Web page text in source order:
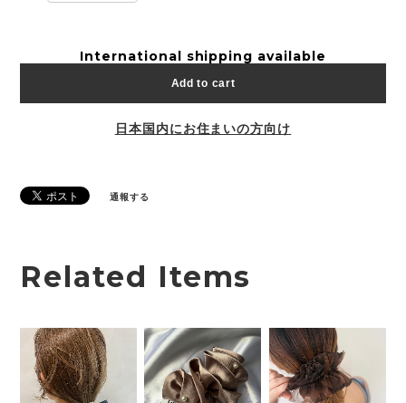
International shipping available
Add to cart
日本国内にお住まいの方向け
通報する
Related Items